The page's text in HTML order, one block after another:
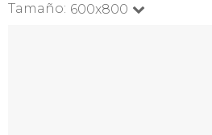
Tamaño: 600x800 